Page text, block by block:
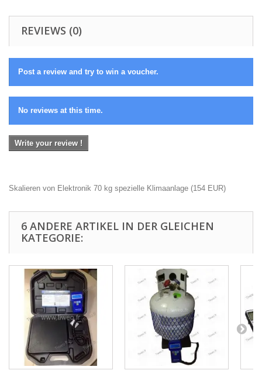
REVIEWS (0)
Post a review and try to win a voucher.
No reviews at this time.
Write your review !
Skalieren von Elektronik 70 kg spezielle Klimaanlage (154 EUR)
6 ANDERE ARTIKEL IN DER GLEICHEN
KATEGORIE: